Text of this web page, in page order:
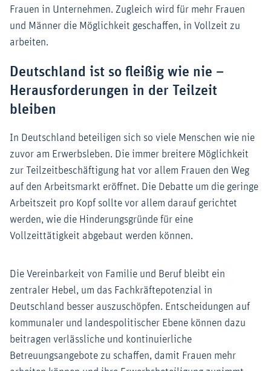
Frauen in Unternehmen. Zugleich wird für mehr Frauen
und Männer die Möglichkeit geschaffen, in Vollzeit zu
arbeiten.
Deutschland ist so fleißig wie nie –
Herausforderungen in der Teilzeit
bleiben
In Deutschland beteiligen sich so viele Menschen wie nie
zuvor am Erwerbsleben. Die immer breitere Möglichkeit
zur Teilzeitbeschäftigung hat vor allem Frauen den Weg
auf den Arbeitsmarkt eröffnet. Die Debatte um die geringe
Arbeitszeit pro Kopf sollte vor allem darauf gerichtet
werden, wie die Hinderungsgründe für eine
Vollzeittätigkeit abgebaut werden können.
Die Vereinbarkeit von Familie und Beruf bleibt ein
zentraler Hebel, um das Fachkräftepotenzial in
Deutschland besser auszuschöpfen. Entscheidungen auf
kommunaler und landespolitischer Ebene können dazu
beitragen verlässliche und kontinuierliche
Betreuungsangebote zu schaffen, damit Frauen mehr